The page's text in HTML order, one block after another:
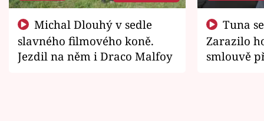
slavného filmového koně.
Jezdil na něm i Draco Malfoy
Zarazilo
smlouvě